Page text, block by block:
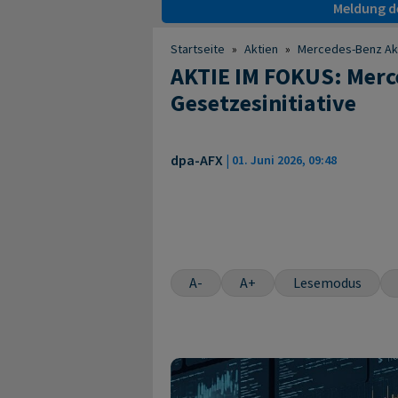
Meldung
Startseite » Aktien » Mercedes-Benz
AKTIE IM FOKUS:
Gesetzesinitiative
dpa-AFX | 01. Juni 2026, 09:48
A- A+ Lesemodus